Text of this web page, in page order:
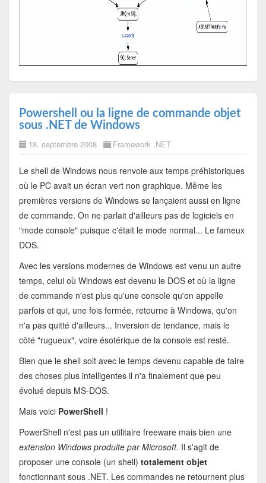
Powershell ou la ligne de commande objet
sous .NET de Windows
18. septembre 2008 Framework .NET
Le shell de Windows nous renvoie aux temps préhistoriques
où le PC avait un écran vert non graphique. Même les
premières versions de Windows se lançaient aussi en ligne
de commande. On ne parlait d'ailleurs pas de logiciels en
"mode console" puisque c'était le mode normal... Le fameux
DOS.
Avec les versions modernes de Windows est venu un autre
temps, celui où Windows est devenu le DOS et où la ligne
de commande n'est plus qu'une console qu'on appelle
parfois et qui, une fois fermée, retourne à Windows, qu'on
n'a pas quitté d'ailleurs... Inversion de tendance, mais le
côté "rugueux", voire ésotérique de la console est resté.
Bien que le shell soit avec le temps devenu capable de faire
des choses plus intelligentes il n'a finalement que peu
évolué depuis MS-DOS.
Mais voici PowerShell !
PowerShell n'est pas un utilitaire freeware mais bien une
extension Windows produite par Microsoft. Il s'agit de
proposer une console (un shell) totalement objet
fonctionnant sous .NET. Les commandes ne retournent plus